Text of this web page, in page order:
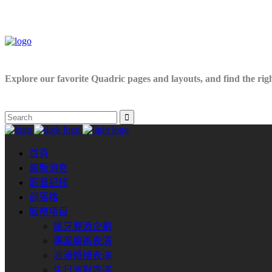
Explore our favorite Quadric pages and layouts, and find the
首頁
最新消息
影音記錄
部落格
服務項目
尾牙春酒企劃
專業魔術表演
浪漫婚禮表演